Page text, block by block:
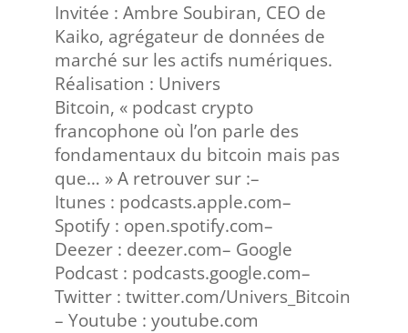
Invitée : Ambre Soubiran, CEO de
Kaiko, agrégateur de données de
marché sur les actifs numériques.
Réalisation : Univers
Bitcoin, « podcast crypto
francophone où l’on parle des
fondamentaux du bitcoin mais pas
que… » A retrouver sur :–
Itunes : podcasts.apple.com–
Spotify : open.spotify.com–
Deezer : deezer.com– Google
Podcast : podcasts.google.com–
Twitter : twitter.com/Univers_Bitcoin
– Youtube : youtube.com